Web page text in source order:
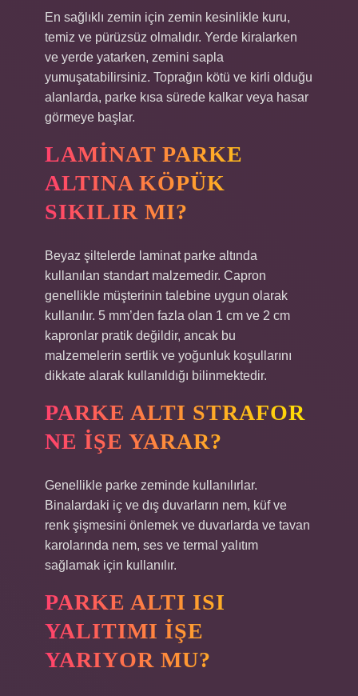
En sağlıklı zemin için zemin kesinlikle kuru,
temiz ve pürüzsüz olmalıdır. Yerde kiralarken
ve yerde yatarken, zemini sapla
yumuşatabilirsiniz. Toprağın kötü ve kirli olduğu
alanlarda, parke kısa sürede kalkar veya hasar
görmeye başlar.
LAMINAT PARKE
ALTINA KÖPÜK
SIKILIR MI?
Beyaz şiltelerde laminat parke altında
kullanılan standart malzemedir. Capron
genellikle müşterinin talebine uygun olarak
kullanılır. 5 mm’den fazla olan 1 cm ve 2 cm
kapronlar pratik değildir, ancak bu
malzemelerin sertlik ve yoğunluk koşullarını
dikkate alarak kullanıldığı bilinmektedir.
PARKE ALTI STRAFOR
NE IŞE YARAR?
Genellikle parke zeminde kullanılırlar.
Binalardaki iç ve dış duvarların nem, küf ve
renk şişmesini önlemek ve duvarlarda ve tavan
karolarında nem, ses ve termal yalıtım
sağlamak için kullanılır.
PARKE ALTI ISI
YALITIMI IŞE
YARIYOR MU?